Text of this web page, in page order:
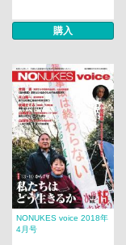
購入
NONUKES voice 2018年
4月号